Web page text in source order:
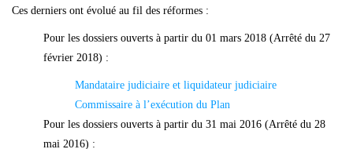
Ces derniers ont évolué au fil des réformes :
Pour les dossiers ouverts à partir du 01 mars 2018 (Arrêté du 27
février 2018) :
Mandataire judiciaire et liquidateur judiciaire
Commissaire à l’exécution du Plan
Pour les dossiers ouverts à partir du 31 mai 2016 (Arrêté du 28
mai 2016) :